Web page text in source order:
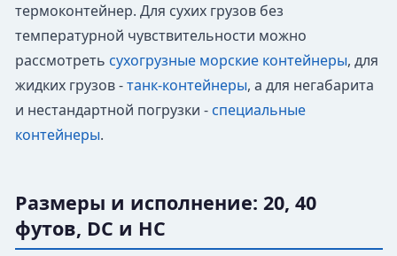
термоконтейнер. Для сухих грузов без
температурной чувствительности можно
рассмотреть сухогрузные морские контейнеры, для
жидких грузов -танк-контейнеры, а для негабарита
и нестандартной погрузки - специальные
контейнеры.
Размеры и исполнение: 20, 40
футов, DC и HC